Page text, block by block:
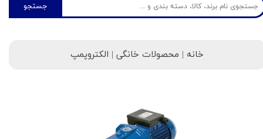
جستجو
خانه| محصولات خانگی | الکتروپمپ